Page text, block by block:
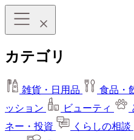
カテゴリ
雑貨・日用品 食品・
ッション
ビューティ
ネー・投資
くらしの相談